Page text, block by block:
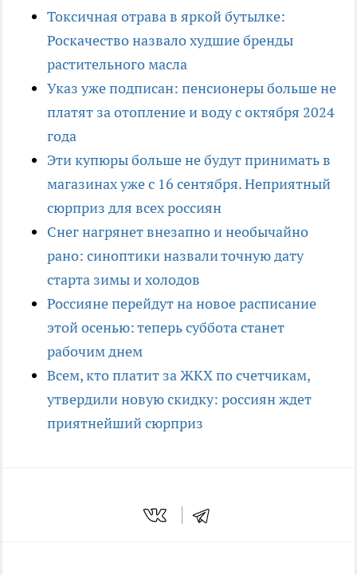
Токсичная отрава в яркой бутылке:
Роскачество назвало худшие бренды
растительного масла
Указ уже подписан: пенсионеры больше не
платят за отопление и воду с октября 2024
года
Эти купюры больше не будут принимать в
магазинах уже с 16 сентября. Неприятный
сюрприз для всех россиян
Снег нагрянет внезапно и необычайно
рано: синоптики назвали точную дату
старта зимы и холодов
Россияне перейдут на новое расписание
этой осенью: теперь суббота станет
рабочим днем
Всем, кто платит за ЖКХ по счетчикам,
утвердили новую скидку: россиян ждет
приятнейший сюрприз